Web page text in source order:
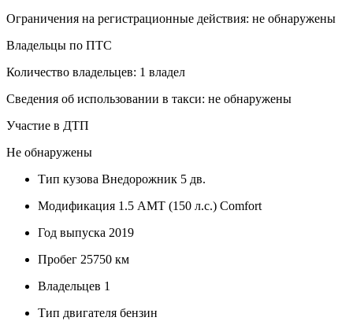
Ограничения на регистрационные действия: не обнаружены
Владельцы по ПТС
Количество владельцев: 1 владел
Сведения об использовании в такси: не обнаружены
Участие в ДТП
Не обнаружены
Тип кузова Внедорожник 5 дв.
Модификация 1.5 AMT (150 л.с.) Comfort
Год выпуска 2019
Пробег 25750 км
Владельцев 1
Тип двигателя бензин